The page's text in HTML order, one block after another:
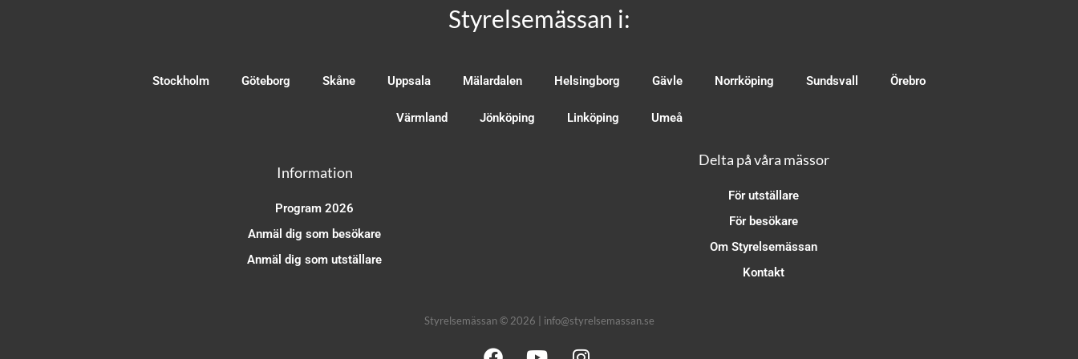
Styrelsemässan i:
Stockholm Göteborg Skåne Uppsala Mälardalen Helsingborg Gävle Norrköping Sundsvall Örebro
Värmland Jönköping Linköping Umeå
Information
Program 2026
Anmäl dig som besökare
Anmäl dig som utställare
Delta på våra mässor
För utställare
För besökare
Om Styrelsemässan
Kontakt
Styrelsemässan © 2026 | info@styrelsemassan.se